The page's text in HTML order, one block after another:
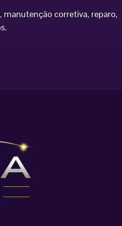
corretiva, reparo,